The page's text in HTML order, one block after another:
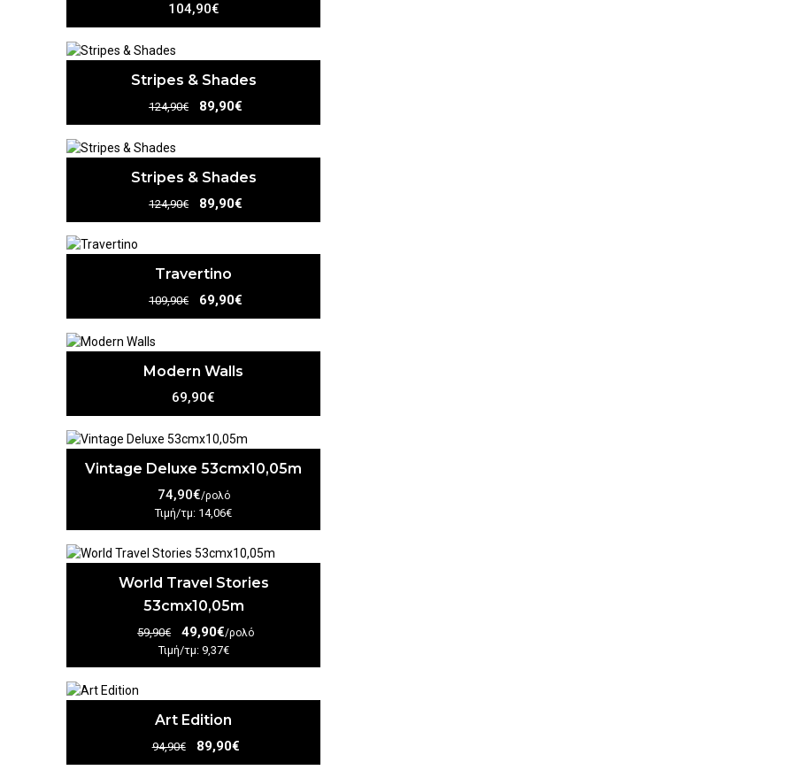
104,90€
Stripes & Shades
124,90€ 89,90€
Stripes & Shades
124,90€ 89,90€
Travertino
109,90€ 69,90€
Modern Walls
69,90€
Vintage Deluxe 53cmx10,05m
74,90€/ρολό
Τιμή/τμ: 14,06€
World Travel Stories
53cmx10,05m
59,90€ 49,90€/ρολό
Τιμή/τμ: 9,37€
Art Edition
94,90€ 89,90€